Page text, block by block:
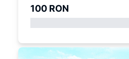
100 RON